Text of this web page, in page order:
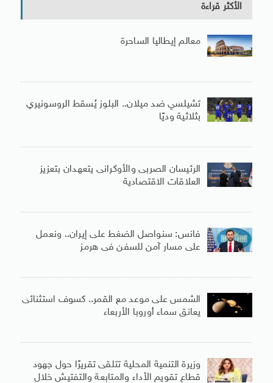
الأكثر قراءة
معالم إيطاليا الساحرة
تشيلسي ضد ميلان.. البلوز يُسقط الروسونيري
بثلاثية وديًا
الرئيسان الصربى والأوكرانى يتعهدان بتعزيز
العلاقات الاقتصادية
فانس: سنواصل الضغط على إيران.. ونعمل
على مسار آمن للسفن فى هرمز
الشمس على موعد مع القمر.. كسوف استثنائى
يعانق سماء أوروبا الأربعاء
وزيرة التنمية المحلية تتلقى تقريرًا حول جهود
قطاع تقويم الأداء والمتابعة والتفتيش خلال